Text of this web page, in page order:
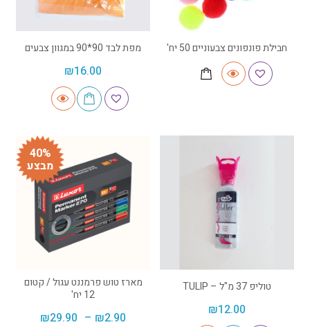
חבילת פונפונים צבעוניים 50 יח' מפת לבד 90*90 במגוון צבעים
₪16.00
טוליפ 37 מ"ל – TULIP
₪12.00
40%
מבצע
מארז טוש פרמננט עגול / קטום
12 יח'
₪2.90
–
₪29.90